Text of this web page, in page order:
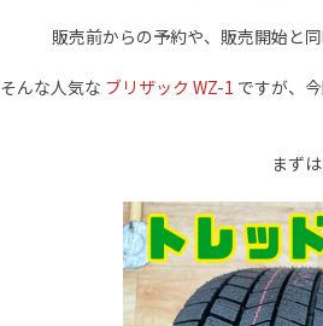
販売前からの予約や、販売開始と
そんな人気な ブリザック WZ-1 ですが、
まず